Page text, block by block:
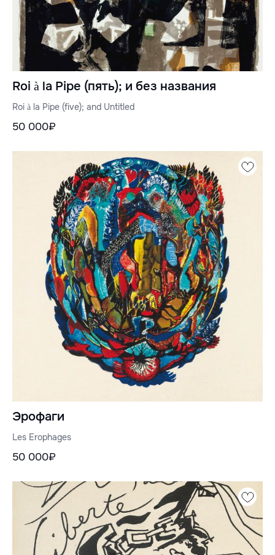
Roi à la Pipe (пять); и без названия
Roi à la Pipe (five); and Untitled
50 000₽
Эрофаги
Les Erophages
50 000₽